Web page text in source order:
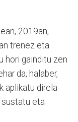
2019an,
trenez eta
hori gainditu zen
da, halaber,
aplikatu direla
sustatu eta